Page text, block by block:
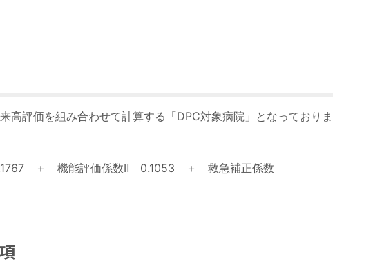
高評価を組み合わせて計算する「DPC対象病院」となっておりま
＋ 機能評価係数Ⅱ 0.1053 ＋ 救急補正係数